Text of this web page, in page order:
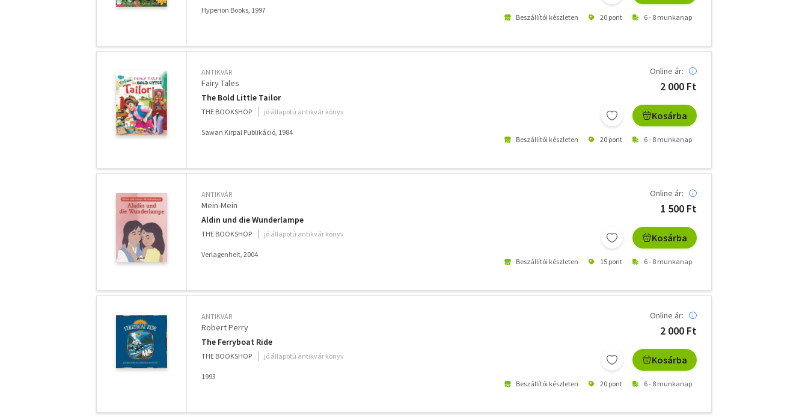
Hyperion Books, 1997
Beszállítói készleten 20 pont 6 - 8 munkanap
ANTIKVÁR
Fairy Tales
The Bold Little Tailor
THE BOOKSHOP jó állapotú antikvár könyv
Sawan Kirpal Publikáció, 1984
Online ár:
2 000 Ft
Kosárba
Beszállítói készleten 20 pont 6 - 8 munkanap
ANTIKVÁR
Mein-Mein
Aldin und die Wunderlampe
THE BOOKSHOP jó állapotú antikvár könyv
Verlagenheit, 2004
Online ár:
1 500 Ft
Kosárba
Beszállítói készleten 15 pont 6 - 8 munkanap
ANTIKVÁR
Robert Perry
The Ferryboat Ride
THE BOOKSHOP jó állapotú antikvár könyv
1993
Online ár:
2 000 Ft
Kosárba
Beszállítói készleten 20 pont 6 - 8 munkanap